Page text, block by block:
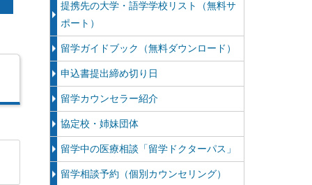
提携先の大学・語学学校リスト（無料サ
ポート）
留学ガイドブック（無料ダウンロード）
申込書提出締め切り日
留学カウンセラー紹介
協定校・姉妹団体
留学中の医療相談「留学ドクターパス」
留学相談予約（個別カウンセリング）